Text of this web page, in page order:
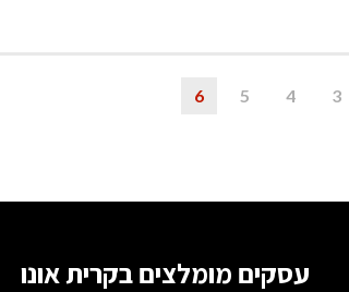
3
4
5
6
עסקים מומלצים בקרית אונו